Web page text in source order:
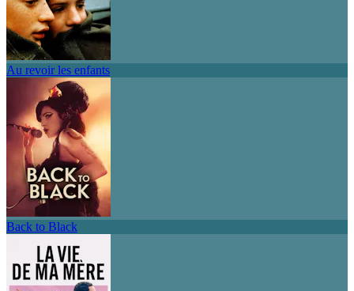
Au revoir les enfants
Back to Black